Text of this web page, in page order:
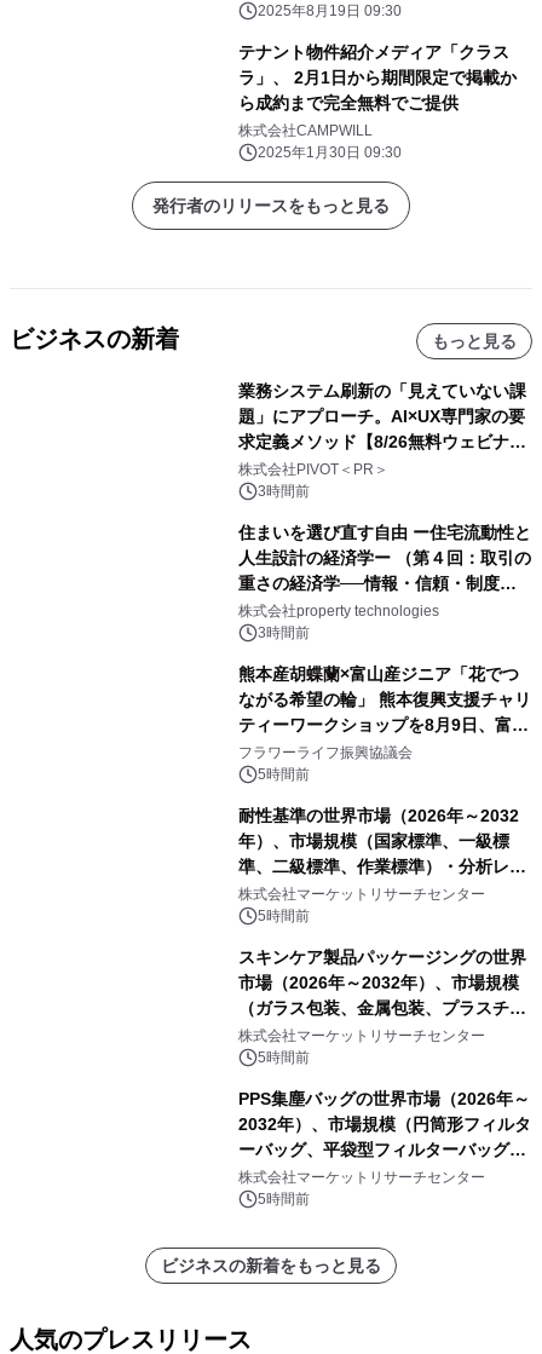
2025年8月19日 09:30
テナント物件紹介メディア「クラス
ラ」、 2月1日から期間限定で掲載か
ら成約まで完全無料でご提供
株式会社CAMPWILL
2025年1月30日 09:30
発行者のリリースをもっと見る
ビジネスの新着 もっと見る
業務システム刷新の「見えていない課
題」にアプローチ。AI×UX専門家の要
求定義メソッド【8/26無料ウェビナ
ー】株式会社PIVOT
株式会社PIVOT＜PR＞
3時間前
住まいを選び直す自由 ー住宅流動性と
人生設計の経済学ー （第４回：取引の
重さの経済学──情報・信頼・制度を
PropTechはどう組み替えるか）｜
PropTech-Lab
株式会社property technologies
3時間前
熊本産胡蝶蘭×富山産ジニア「花でつ
ながる希望の輪」 熊本復興支援チャリ
ティーワークショップを8月9日、富
山・射水で開催
フラワーライフ振興協議会
5時間前
耐性基準の世界市場（2026年～2032
年）、市場規模（国家標準、一級標
準、二級標準、作業標準）・分析レポ
ートを発表
株式会社マーケットリサーチセンター
5時間前
スキンケア製品パッケージングの世界
市場（2026年～2032年）、市場規模
（ガラス包装、金属包装、プラスチッ
ク包装、その他）・分析レポートを発
表
株式会社マーケットリサーチセンター
5時間前
PPS集塵バッグの世界市場（2026年～
2032年）、市場規模（円筒形フィルタ
ーバッグ、平袋型フィルターバッグ、
プリーツフィルターバッグ、その
他）・分析レポートを発表
株式会社マーケットリサーチセンター
5時間前
ビジネスの新着をもっと見る
人気のプレスリリース